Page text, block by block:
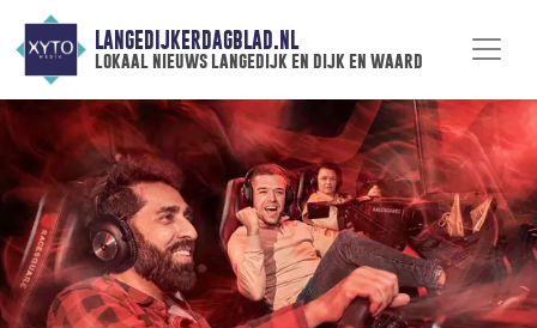
LANGEDIJKERDAGBLAD.NL
lokaal nieuws langedijk en dijk en waard